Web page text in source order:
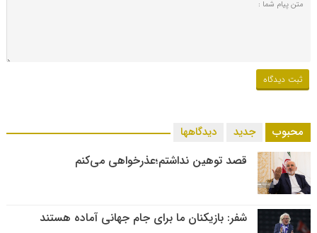
محبوب جدید دیدگاهها
قصد توهین نداشتم؛عذرخواهی می‌کنم
شفر: بازیکنان ما برای جام جهانی آماده هستند